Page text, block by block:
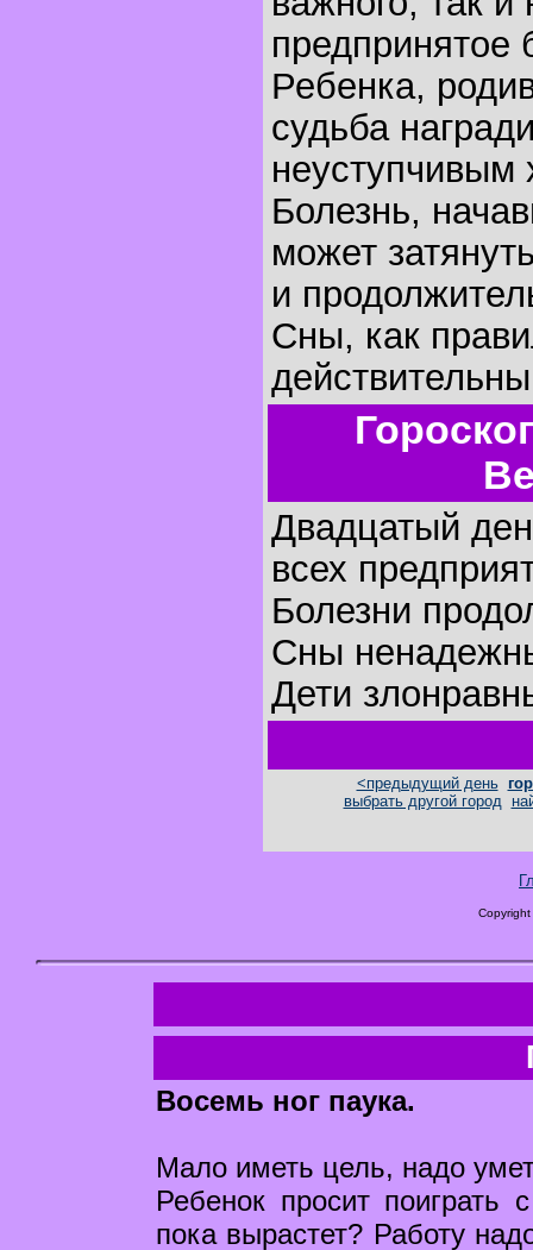
предпринятое
Ребенка,
судьба
неуступчивым
Болезнь,
может
и
Сны, как
Двадцатый
всех
Болезни
Сны
Дети
<предыдущий день
выбрать другой город
Восемь ног паука.
Мало иметь цель, надо
Ребенок просит
пока вырастет? Работу